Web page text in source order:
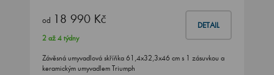
od 18 990 Kč DETAIL
2 až 4 týdny
Závěsná umyvadlová skříňka 61,4x32,3x46 cm s 1 zásuvkou a
keramickým umyvadlem Triumph